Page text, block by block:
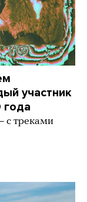
участник
года
с треками